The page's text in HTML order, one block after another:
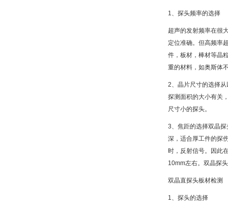
1、探头频率的选择
超声的发射频率在很
定位准确。但高频率
件，板材，棒材等晶
重的材料，如奥斯体
2、晶片尺寸的选择
探测面积的大小有关
尺寸小的探头。
3、焦距的选择双晶
深，适合厚工件的探
时，反射信号。因此
10mm左右。双晶探
双晶直探头板材检测
1、探头的选择